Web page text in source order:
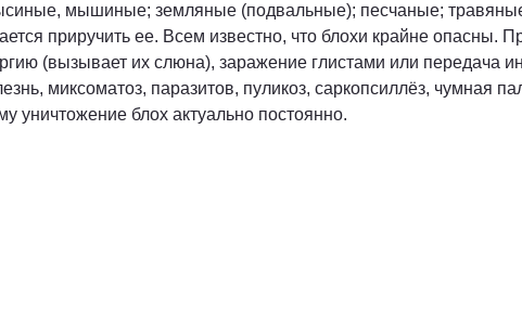
мышиные; земляные (подвальные); песчаные;
приручить ее. Всем известно, что блохи крайне опасны.
(вызывает их слюна), заражение глистами или передача
миксоматоз, паразитов, пуликоз, саркопсиллёз, чумная
уничтожение блох актуально постоянно.